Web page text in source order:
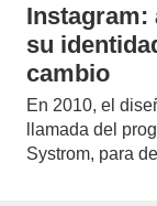
Instagram:
su
cambio
En 2010, el
llamada del
Systrom, para